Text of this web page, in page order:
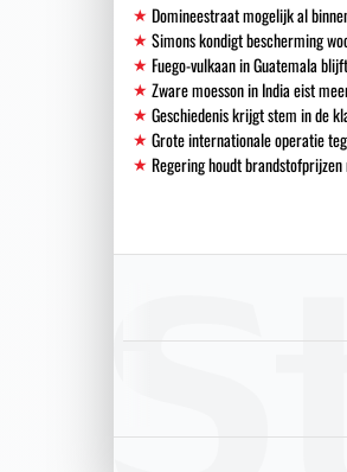
Domineestraat mogelijk al
Simons kondigt bescherming
Fuego-vulkaan in Guatemala
Zware moesson in India eist
Geschiedenis krijgt stem in de
Grote internationale operatie
Regering houdt